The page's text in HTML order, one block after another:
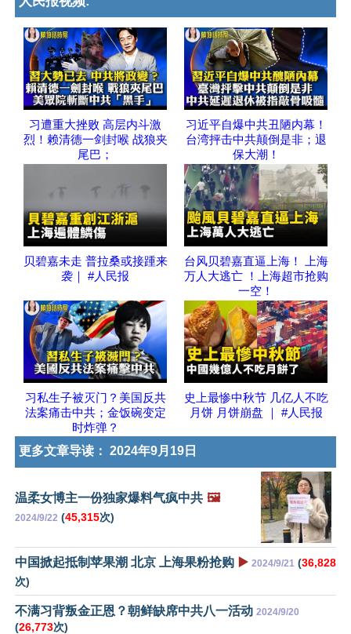
习遭重大挫败 高层内斗激
烈！赖清德一剑封喉 战狼夹
尾巴；
习近平自爆中共丑陋内幕！
台湾抨击中共颠倒是非；退
保大潮！
贝碧嘉未走 普拉桑或接踵来
袭｜ #人民报
台风贝碧嘉直逼上海！ 上海
万人大逃亡 ！上海超市抢购
一空！
习私生子被灭门？美国反共
法案痛击中共；金饭碗变定
时炸弹？
史上最惨中秋节 几亿人不吃
月饼 月饼崩盘 ｜ #人民报
更多文章导读： 2024年9月19日
温柔女博主一份独家爆料气疯中共 🖼️
2024/9/22 (45,315次)
中国掀起抵制苹果潮 北京 上海果粉抢购 ▶️ 2024/9/21 (36,828
次)
不满习背叛金正恩？朝鲜缺席中共八一活动 2024/9/20
(26,773次)